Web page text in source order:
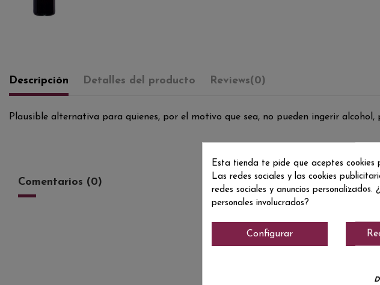
Descripción Detalles del producto Reviews(0)
Plausible alternativa para quienes, por el motivo que sea, no pueden ingerir
Comentarios (0)
No hay reseñas
Esta tienda te pide que aceptes cookies
Las redes sociales y las cookies
redes sociales y anuncios
personales involucrados?
Configurar